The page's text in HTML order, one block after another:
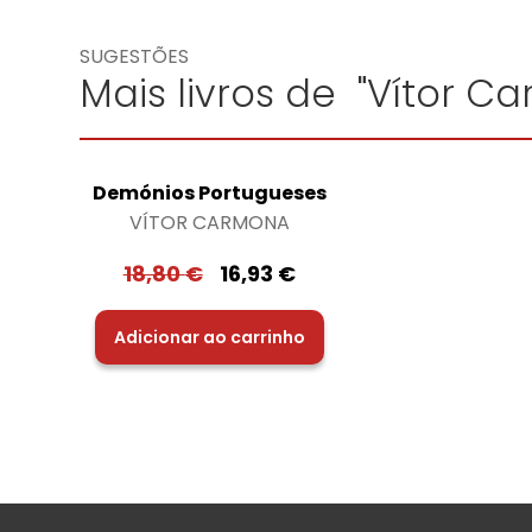
SUGESTÕES
Mais livros de "Vítor
Demónios Portugueses
VÍTOR CARMONA
18,80€ 16,93 €
Adicionar ao carrinho